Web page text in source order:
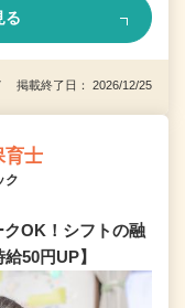
る
掲載終了日： 2026/12/25
育士
ク
クOK！シフトの融
50円UP】